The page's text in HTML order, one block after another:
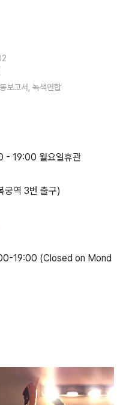
보고서, 녹색연합
19:00 월요일휴관
궁역 3번 출구)
19:00 (Closed on Mond